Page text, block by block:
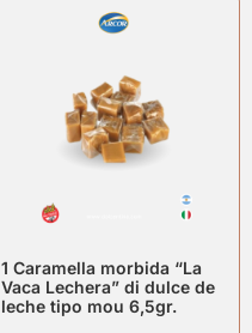
1 Caramella morbida “La
Vaca Lechera” di dulce de
leche tipo mou 6,5gr.